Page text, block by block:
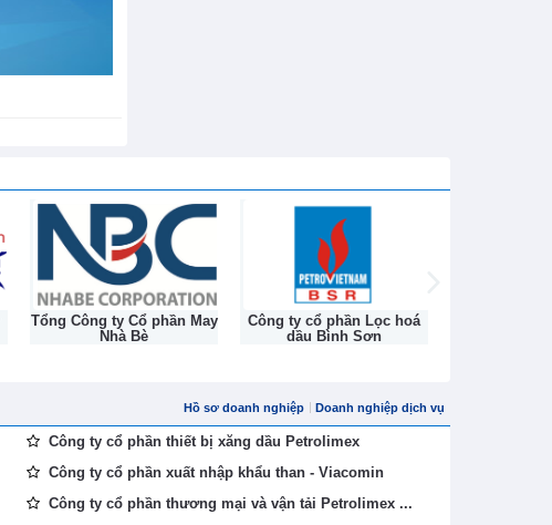
Tổng Công ty Cổ phần May
Nhà Bè
Công ty cổ phần Lọc hoá
dầu Bình Sơn
Hồ sơ doanh nghiệp Doanh nghiệp dịch vụ
Công ty cổ phần thiết bị xăng dầu Petrolimex
Công ty cổ phần xuất nhập khẩu than - Viacomin
Công ty cổ phần thương mại và vận tải Petrolimex ...